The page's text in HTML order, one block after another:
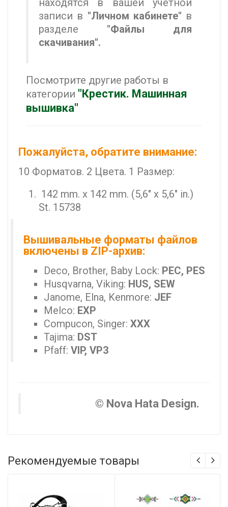
находятся в вашей учетной
записи в "Личном кабинете" в
разделе "Файлы для
скачивания".
Посмотрите другие работы в
категории "Крестик. Машинная
вышивка"
Пожалуйста, обратите внимание:
10 Форматов. 2 Цвета. 1 Размер:
142 mm. x 142 mm. (5,6" x 5,6" in.)
St. 15738
Вышивальные форматы файлов
включены в ZIP-архив:
Deco, Brother, Baby Lock: PEC, PES
Husqvarna, Viking: HUS, SEW
Janome, Elna, Kenmore: JEF
Melco: EXP
Compucon, Singer: XXX
Tajima: DST
Pfaff: VIP, VP3
© Nova Hata Design.
Рекомендуемые товары